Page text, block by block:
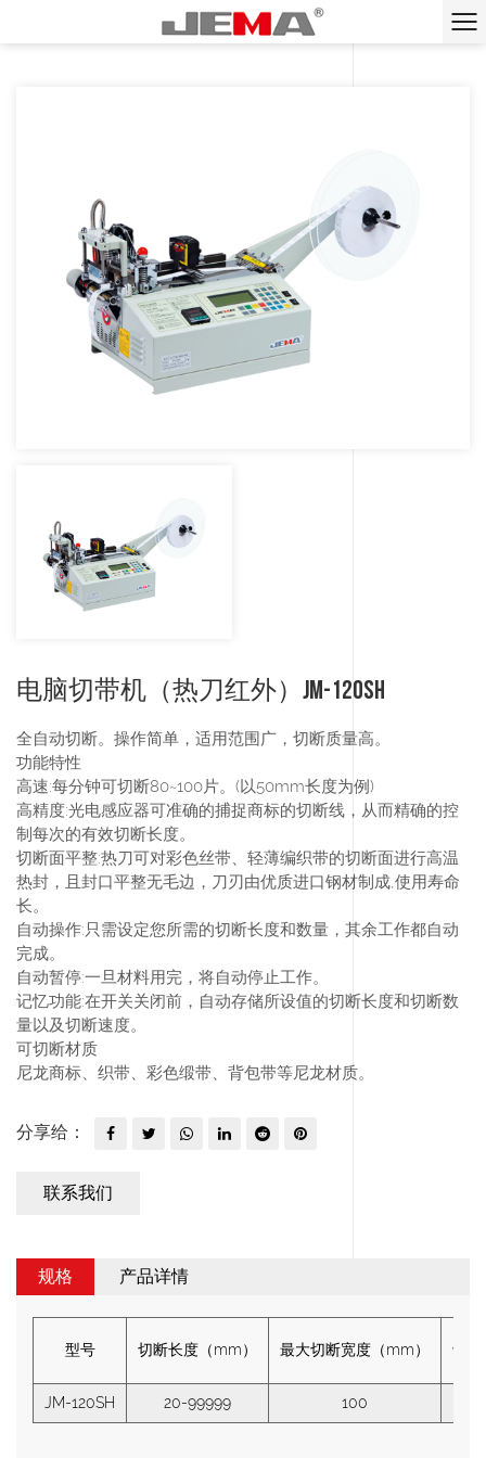
电脑切带机（热刀红外）JM-120SH
全自动切断。操作简单，适用范围广，切断质量高。
功能特性
高速:每分钟可切断80~100片。(以50mm长度为例)
高精度:光电感应器可准确的捕捉商标的切断线，从而精确的控
制每次的有效切断长度。
切断面平整:热刀可对彩色丝带、轻薄编织带的切断面进行高温
热封，且封口平整无毛边，刀刃由优质进口钢材制成,使用寿命
长。
自动操作:只需设定您所需的切断长度和数量，其余工作都自动
完成。
自动暂停:一旦材料用完，将自动停止工作。
记忆功能:在开关关闭前，自动存储所设值的切断长度和切断数
量以及切断速度。
可切断材质
尼龙商标、织带、彩色缎带、背包带等尼龙材质。
分享给：
联系我们
规格 产品详情
型号 切断长度（mm） 最大切断宽度（mm） 切
JM-120SH 20-99999 100